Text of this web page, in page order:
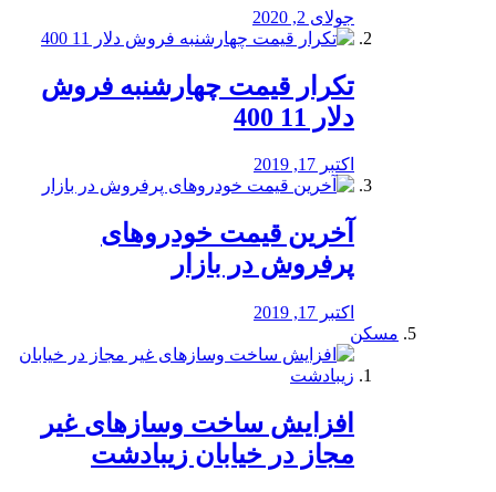
جولای 2, 2020
تکرار قیمت چهارشنبه فروش
دلار 11 400
اکتبر 17, 2019
آخرین قیمت خودرو‌های
پرفروش در بازار
اکتبر 17, 2019
مسکن
افزایش ساخت وسازهای غیر
مجاز در خیابان زیبادشت